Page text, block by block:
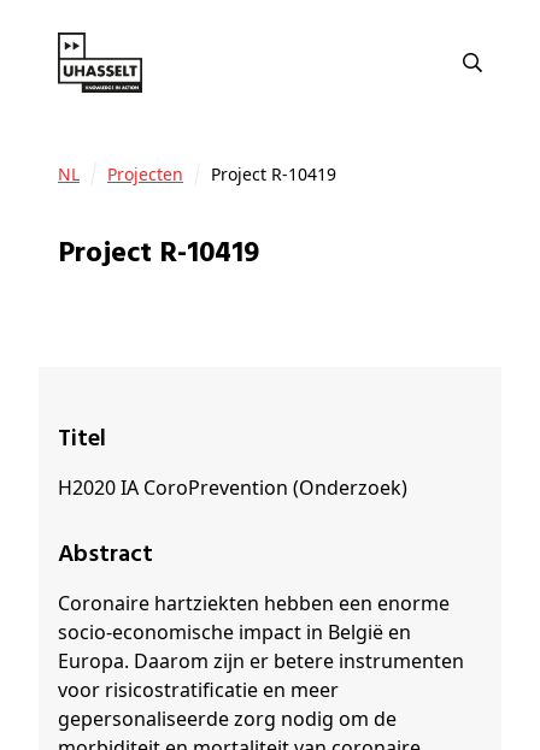
NL Projecten Project R-10419
Project R-10419
Titel
H2020 IA CoroPrevention (Onderzoek)
Abstract
Coronaire hartziekten hebben een enorme
socio-economische impact in België en
Europa. Daarom zijn er betere instrumenten
voor risicostratificatie en meer
gepersonaliseerde zorg nodig om de